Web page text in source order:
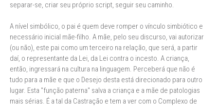
separar-se, criar seu próprio script, seguir seu caminho.
A nível simbólico, o pai é quem deve romper o vínculo simbiótico e
necessário inicial mãe-filho. A mãe, pelo seu discurso, vai autorizar
(ou não), este pai como um terceiro na relação, que será, a partir
daí, o representante da Lei, da Lei contra o incesto. A criança,
então, ingressará na cultura na linguagem. Perceberá que não é
tudo para a mãe e que o Desejo desta está direcionado para outro
lugar. Esta "função paterna" salva a criança e a mãe de patologias
mais sérias. É a tal da Castração e tem a ver com o Complexo de